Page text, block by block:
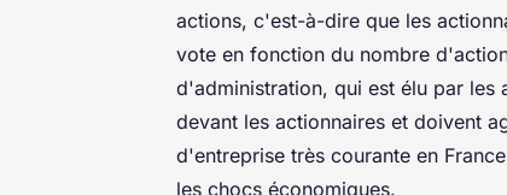
actions, c'est-à-dire que les
vote en fonction du nombre
d'administration, qui est élu par les
devant les actionnaires et doivent
d'entreprise très courante en
les chocs économiques.